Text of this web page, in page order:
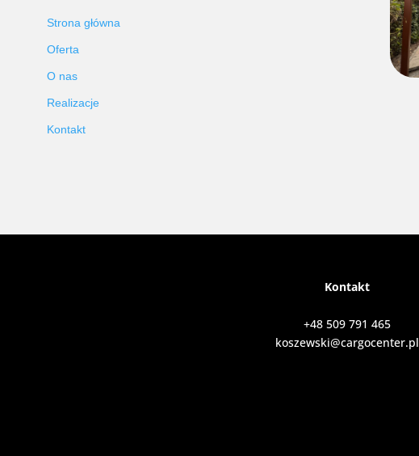
Strona główna
Oferta
O nas
Realizacje
Kontakt
Kontakt
+48 509 791 465
koszewski@cargocenter.pl